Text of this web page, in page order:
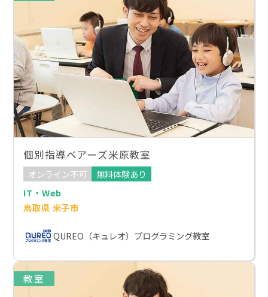
個別指導ベアーズ米原教室
オンライン不可
無料体験あり
IT・Web
鳥取県 米子市
QUREO（キュレオ）プログラミング教室
教室